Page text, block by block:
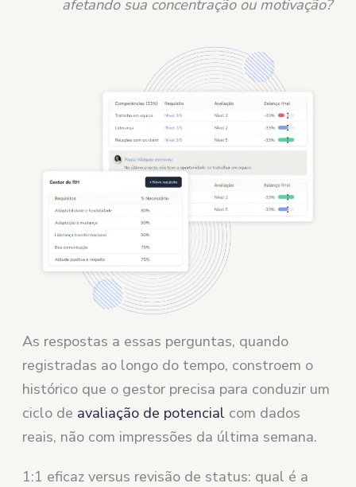
afetando sua concentração ou motivação?
As respostas a essas perguntas, quando
registradas ao longo do tempo, constroem o
histórico que o gestor precisa para conduzir um
ciclo de avaliação de potencial com dados
reais, não com impressões da última semana.
1:1 eficaz versus revisão de status: qual é a